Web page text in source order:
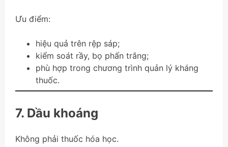
Ưu điểm:
hiệu quả trên rệp sáp;
kiểm soát rầy, bọ phấn trắng;
phù hợp trong chương trình quản lý kháng
thuốc.
7. Dầu khoáng
Không phải thuốc hóa học.